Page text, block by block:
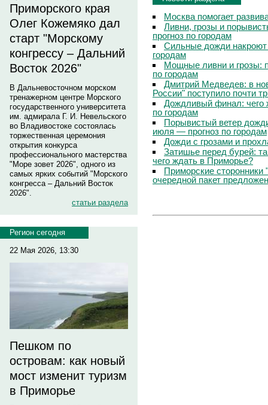
Приморского края
Олег Кожемяко дал
старт "Морскому
конгрессу – Дальний
Восток 2026"
В Дальневосточном морском
тренажерном центре Морского
государственного университета
им. адмирала Г. И. Невельского
во Владивостоке состоялась
торжественная церемония
открытия конкурса
профессионального мастерства
"Море зовет 2026", одного из
самых ярких событий "Морского
конгресса – Дальний Восток
2026".
статьи раздела
Регион сегодня
22 Мая 2026, 13:30
Пешком по
островам: как новый
мост изменит туризм
в Приморье
Москва помогает
Ливни, грозы и
прогноз по городам
Сильные дожди
городам
Мощные ливни и грозы:
по городам
Дмитрий Медведев: в
России" поступило почти
Дождливый финал: чего
по городам
Порывистый ветер
июля — прогноз по городам
Дожди с грозами и
Затишье перед бурей:
чего ждать в Приморье?
Приморские
очередной пакет